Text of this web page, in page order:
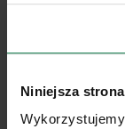
Niniejsza